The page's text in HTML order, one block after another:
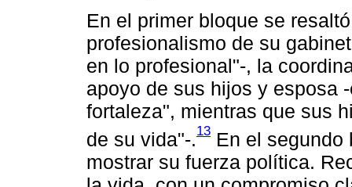
En el primer bloque se
profesionalismo de su
en lo profesional"-, la
apoyo de sus hijos y esposa
fortaleza", mientras que sus
de su vida"-.13 En el segundo
mostrar su fuerza política.